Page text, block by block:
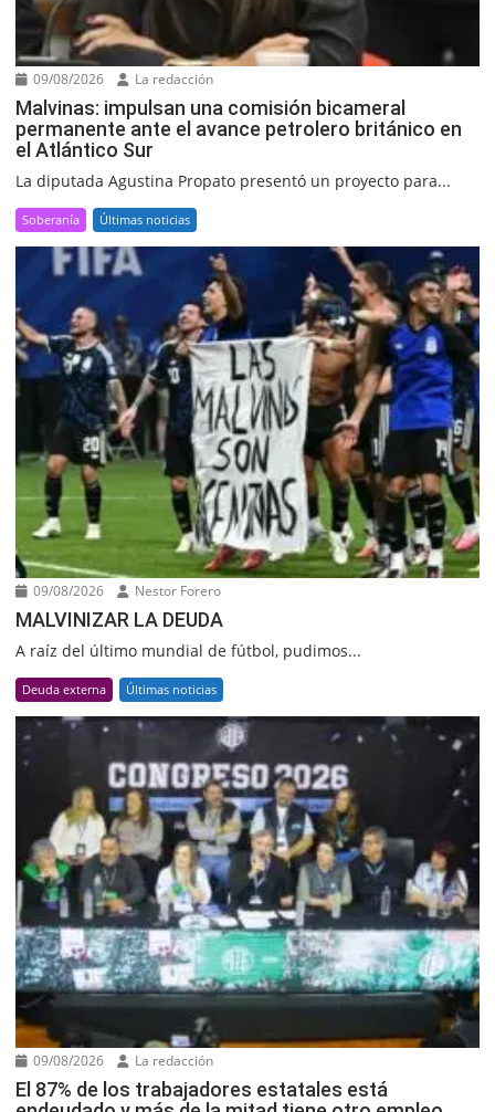
09/08/2026 La redacción
Malvinas: impulsan una comisión bicameral
permanente ante el avance petrolero británico en
el Atlántico Sur
La diputada Agustina Propato presentó un proyecto para...
Soberanía Últimas noticias
09/08/2026 Nestor Forero
MALVINIZAR LA DEUDA
A raíz del último mundial de fútbol, pudimos...
Deuda externa Últimas noticias
09/08/2026 La redacción
El 87% de los trabajadores estatales está